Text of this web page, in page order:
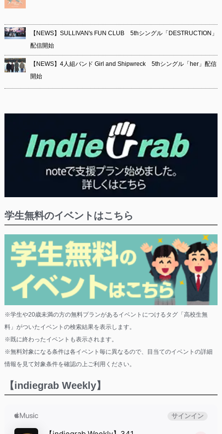
【NEWS】SULLIVAN's FUN CLUB 5thシングル「DESTRUCTION」
配信開始
【NEWS】4人組バンド Girl and Shipwreck 5thシングル「her」配信
開始
学生無料のイベントはこちら
※学生や20歳未満の方の無料プランがあるイベントにつけるタグ「高校生無
料」がついたイベントの検索結果を表示します。
※既に終わったイベントも表示されます。
※無料対象になる条件は各イベント毎に異なるので、目当てのイベントの詳細
情報を見て対象条件を確認の上ご利用ください。
【indiegrab Weekly】